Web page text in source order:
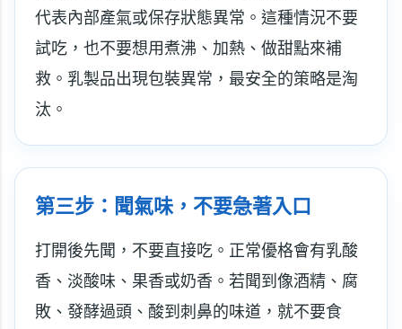
代表內部產氣或保存狀態異常。這種情況不要
試吃，也不要想用煮沸、加熱、做甜點來補
救。乳製品出現包裝異常，最安全的策略是淘
汰。
第三步：聞氣味，不要急著入口
打開後先聞，不要直接吃。正常優格會有乳酸
香、淡酸味、果香或奶香。若聞到像酒精、腐
敗、發酵過頭、酸到刺鼻的味道，就不要食